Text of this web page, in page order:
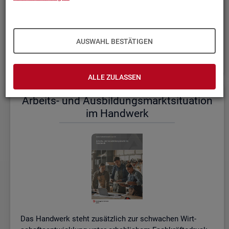
AUSWAHL BESTÄTIGEN
ALLE ZULASSEN
einem etwas er­höh­ten Ni­veau.
lich im ak­tu­el­len
Mo­nats­be­richt (PDF, 2MB)be­reit.
Ar­beits- und Aus­bil­dungs­markt­si­tua­ti­on
im Hand­werk
Das Hand­werk steht zu­sätz­lich zur schwa­chen Wirt­